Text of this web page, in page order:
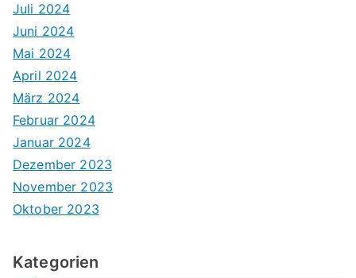
Juli 2024
Juni 2024
Mai 2024
April 2024
März 2024
Februar 2024
Januar 2024
Dezember 2023
November 2023
Oktober 2023
Kategorien